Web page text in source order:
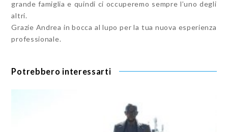
grande famiglia e quindi ci occuperemo sempre l’uno degli
altri.
Grazie Andrea in bocca al lupo per la tua nuova esperienza
professionale.
Potrebbero interessarti